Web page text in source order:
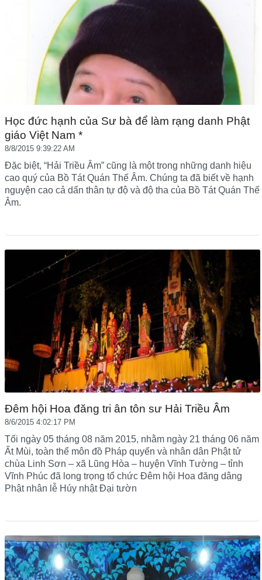
Học đức hạnh của Sư bà để làm rạng danh Phật
giáo Việt Nam *
8/8/2015 9:39:22 AM
Đặc biệt, “Hải Triều Âm” cũng là một trong những danh hiệu
cao quý của Bồ Tát Quán Thế Âm. Chúng ta đã biết về hạnh
nguyện cao cả dấn thân tự độ và độ tha của Bồ Tát Quán Thế
Âm.
Đêm hội Hoa đăng tri ân tôn sư Hải Triều Âm
8/6/2015 4:02:17 PM
Tối ngày 05 tháng 08 năm 2015, nhằm ngày 21 tháng 06 năm
Ất Mùi, toàn thể môn đồ Pháp quyến và nhân dân Phật tử
chùa Linh Sơn – xã Lũng Hòa – huyện Vĩnh Tường – tỉnh
Vĩnh Phúc đã long trọng tổ chức Đêm hội Hoa đăng dâng
Phật nhân lễ Húy nhật Đại tườn